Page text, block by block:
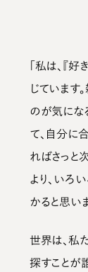
「私は、『
じています
のが気にな
て、自分に
ればさっと
より、いろ
かると思い
世界は、私
探すことが